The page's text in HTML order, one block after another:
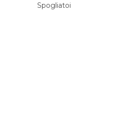
Spogliatoi